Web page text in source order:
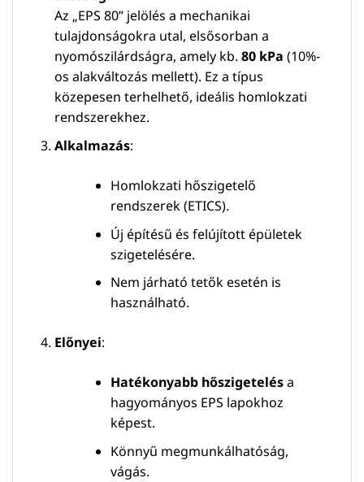
Az „EPS 80” jelölés a mechanikai
tulajdonságokra utal, elsősorban a
nyomószilárdságra, amely kb. 80 kPa (10%-
os alakváltozás mellett). Ez a típus
közepesen terhelhető, ideális homlokzati
rendszerekhez.
Alkalmazás:
Homlokzati hőszigetelő
rendszerek (ETICS).
Új építésű és felújított épületek
szigetelésére.
Nem járható tetők esetén is
használható.
Előnyei:
Hatékonyabb hőszigetelésa
hagyományos EPS lapokhoz
képest.
Könnyű megmunkálhatóság,
vágás.